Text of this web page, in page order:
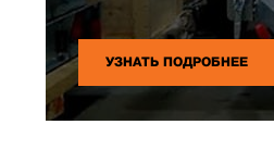
УЗНАТЬ ПОДРОБНЕЕ